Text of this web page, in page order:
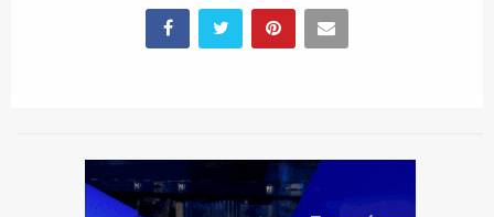
ΑΣΤΥΝΟΜΙΚΟ ΡΕΠΟΡΤΑΖ